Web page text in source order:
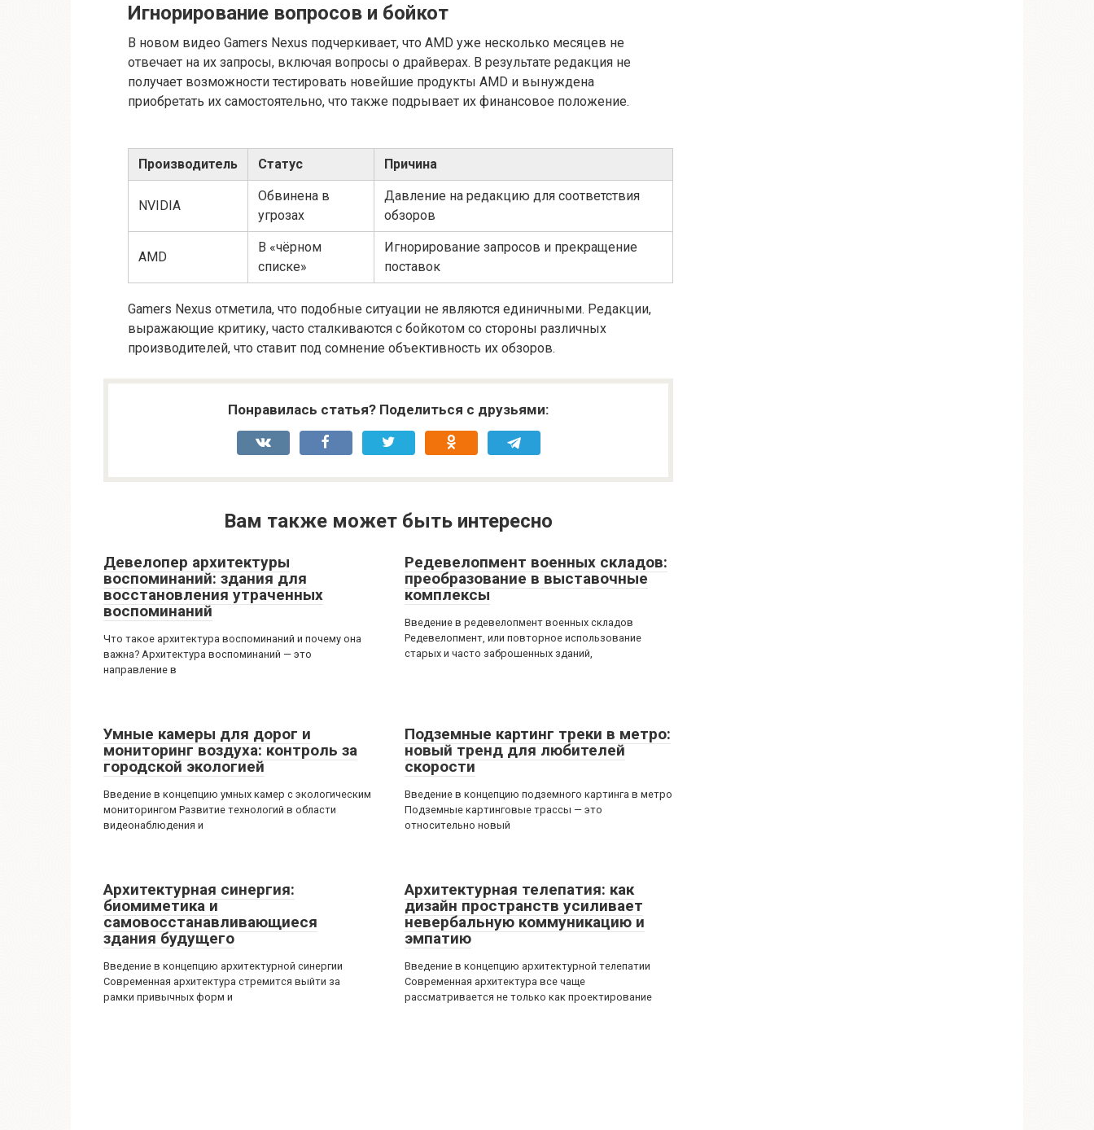
Игнорирование вопросов и бойкот
В новом видео Gamers Nexus подчеркивает, что AMD уже несколько месяцев не
отвечает на их запросы, включая вопросы о драйверах. В результате редакция не
получает возможности тестировать новейшие продукты AMD и вынуждена
приобретать их самостоятельно, что также подрывает их финансовое положение.
Производитель Статус Причина
NVIDIA
Обвинена в
угрозах
Давление на редакцию для соответствия
обзоров
AMD
В «чёрном
списке»
Игнорирование запросов и прекращение
поставок
Gamers Nexus отметила, что подобные ситуации не являются единичными. Редакции,
выражающие критику, часто сталкиваются с бойкотом со стороны различных
производителей, что ставит под сомнение объективность их обзоров.
Понравилась статья? Поделиться с друзьями:
Вам также может быть интересно
Девелопер архитектуры
воспоминаний: здания для
восстановления утраченных
воспоминаний
Что такое архитектура воспоминаний и почему она
важна? Архитектура воспоминаний — это
направление в
Редевелопмент военных складов:
преобразование в выставочные
комплексы
Введение в редевелопмент военных складов
Редевелопмент, или повторное использование
старых и часто заброшенных зданий,
Умные камеры для дорог и
мониторинг воздуха: контроль за
городской экологией
Введение в концепцию умных камер с экологическим
мониторингом Развитие технологий в области
видеонаблюдения и
Подземные картинг треки в метро:
новый тренд для любителей
скорости
Введение в концепцию подземного картинга в метро
Подземные картинговые трассы — это
относительно новый
Архитектурная синергия:
биомиметика и
самовосстанавливающиеся
здания будущего
Введение в концепцию архитектурной синергии
Современная архитектура стремится выйти за
рамки привычных форм и
Архитектурная телепатия: как
дизайн пространств усиливает
невербальную коммуникацию и
эмпатию
Введение в концепцию архитектурной телепатии
Современная архитектура все чаще
рассматривается не только как проектирование